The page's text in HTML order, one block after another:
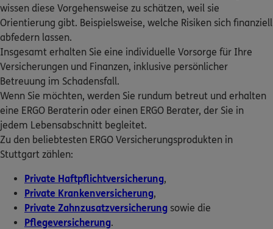
ERGO Berater finden
Kundenportal Log-in
4.9/5 ERGO
Holger Schneider
Schemppstr. 35,70619 Stuttgart (4.6 km)
Homepage besuchen
ERGO
Wolfgang Zygann
(4.9 km)
Homepage besuchen
Günter Ripberger
Riederstraße 33c,70619 Stuttgart-Lederberg
(5.1 km)
Homepage besuchen
wissen diese Vorgehensweise zu schätzen, weil sie
Orientierung gibt. Beispielsweise, welche Risiken sich finanziell
abfedern lassen.
Insgesamt erhalten Sie eine individuelle Vorsorge für Ihre
Versicherungen und Finanzen, inklusive persönlicher
Betreuung im Schadensfall.
Wenn Sie möchten, werden Sie rundum betreut und erhalten
eine ERGO Beraterin oder einen ERGO Berater, der Sie in
jedem Lebensabschnitt begleitet.
Zu den beliebtesten ERGO Versicherungsprodukten in
Stuttgart zählen:
Private Haftpflichtversicherung,
Private Krankenversicherung,
Private Zahnzusatzversicherung sowie die
Pflegeversicherung.